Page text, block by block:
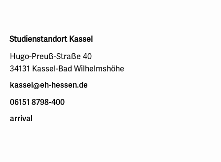
Studienstandort Kassel
Hugo-Preuß-Straße 40
34131 Kassel-Bad Wilhelmshöhe
kassel@eh-hessen.de
06151 8798-400
arrival